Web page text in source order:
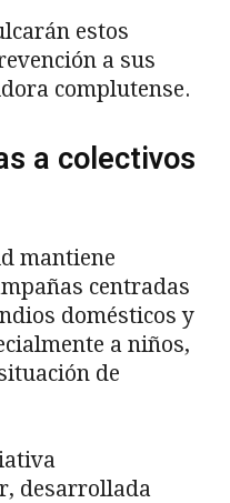
estos
a sus
complutense.
a colectivos
mantiene
centradas
domésticos y
a niños,
de
desarrollada